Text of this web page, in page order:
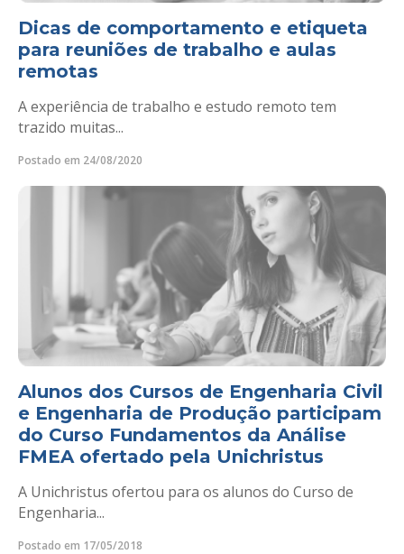
Dicas de comportamento e etiqueta
para reuniões de trabalho e aulas
remotas
A experiência de trabalho e estudo remoto tem
trazido muitas...
Postado em 24/08/2020
Alunos dos Cursos de Engenharia Civil
e Engenharia de Produção participam
do Curso Fundamentos da Análise
FMEA ofertado pela Unichristus
A Unichristus ofertou para os alunos do Curso de
Engenharia...
Postado em 17/05/2018